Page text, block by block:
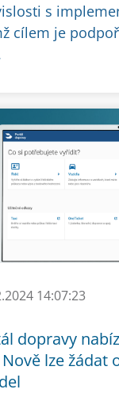
s
cílem je
14:07:23
dopravy
lze žádat